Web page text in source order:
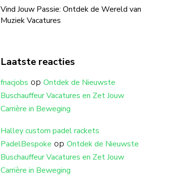
Vind Jouw Passie: Ontdek de Wereld van
Muziek Vacatures
Laatste reacties
fnacjobs op Ontdek de Nieuwste
Buschauffeur Vacatures en Zet Jouw
Carrière in Beweging
Halley custom padel rackets
PadelBespoke op Ontdek de Nieuwste
Buschauffeur Vacatures en Zet Jouw
Carrière in Beweging